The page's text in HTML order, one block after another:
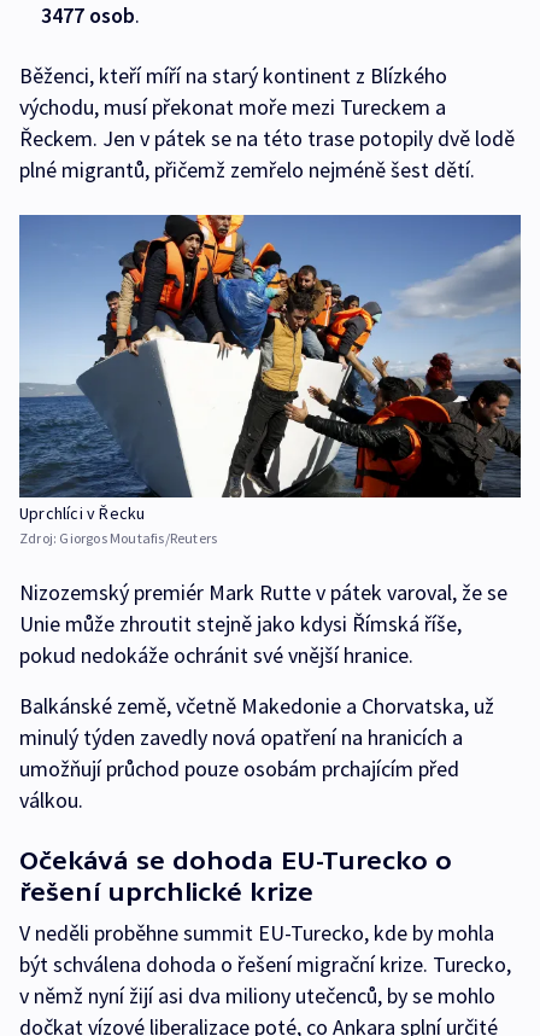
3477 osob.
Běženci, kteří míří na starý kontinent z Blízkého
východu, musí překonat moře mezi Tureckem a
Řeckem. Jen v pátek se na této trase potopily dvě lodě
plné migrantů, přičemž zemřelo nejméně šest dětí.
Uprchlíci v Řecku
Zdroj: Giorgos Moutafis/Reuters
Nizozemský premiér Mark Rutte v pátek varoval, že se
Unie může zhroutit stejně jako kdysi Římská říše,
pokud nedokáže ochránit své vnější hranice.
Balkánské země, včetně Makedonie a Chorvatska, už
minulý týden zavedly nová opatření na hranicích a
umožňují průchod pouze osobám prchajícím před
válkou.
Očekává se dohoda EU-Turecko o
řešení uprchlické krize
V neděli proběhne summit EU-Turecko, kde by mohla
být schválena dohoda o řešení migrační krize. Turecko,
v němž nyní žijí asi dva miliony utečenců, by se mohlo
dočkat vízové liberalizace poté, co Ankara splní určité